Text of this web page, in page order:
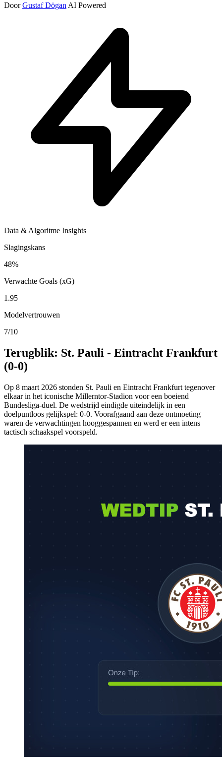
DoorGustaf Dögan AI Powered
Data & Algoritme Insights
Slagingskans
48%
Verwachte Goals (xG)
1.95
Modelvertrouwen
7/10
Terugblik: St. Pauli - Eintracht Frankfurt
(0-0)
Op 8 maart 2026 stonden St. Pauli en Eintracht Frankfurt tegenover
elkaar in het iconische Millerntor-Stadion voor een boeiend
Bundesliga-duel. De wedstrijd eindigde uiteindelijk in een
doelpuntloos gelijkspel: 0-0. Voorafgaand aan deze ontmoeting
waren de verwachtingen hooggespannen en werd er een intens
tactisch schaakspel voorspeld.